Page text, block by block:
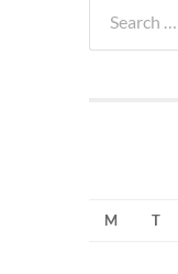
for:
M T